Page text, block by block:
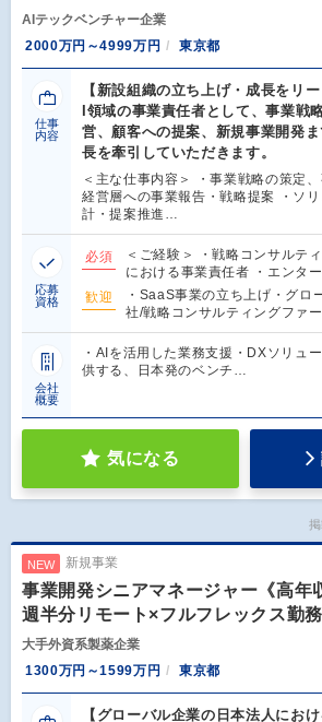
AIテックベンチャー企業
2000万円～4999万円
東京都
仕事
内容
【新設組織の立ち上げ・成長をリ
I領域の事業責任者として、事業戦
営、顧客への提案、新規事業開発
長を牽引していただきます。
＜主な仕事内容＞ ・事業戦略の策定
経営層への事業報告・戦略提案 ・ソ
計・提案推進…
応募
資格
必須
＜ご経験＞ ・戦略コンサルテ
における事業責任者 ・エンタ
歓迎
・SaaS事業の立ち上げ・グロ
社/戦略コンサルティングファ
会社
概要
・AIを活用した業務支援・DXソリュ
供する、日本発のベンチ…
気になる
NEW 新規事業
事業開発シニアマネージャー《高
週半分リモート×フルフレックス勤務
大手外資系製薬企業
1300万円～1599万円
東京都
【グローバル企業の日本法人にお